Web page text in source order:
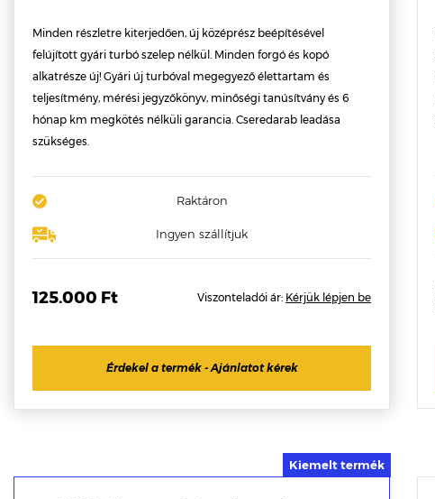
Minden részletre kiterjedően, új középrész beépítésével
felújított gyári turbó szelep nélkül. Minden forgó és kopó
alkatrésze új! Gyári új turbóval megegyező élettartam és
teljesítmény, mérési jegyzőkönyv, minőségi tanúsítvány és 6
hónap km megkötés nélküli garancia. Cseredarab leadása
szükséges.
Raktáron
Ingyen szállítjuk
125.000 Ft Viszonteladói ár: Kérjük lépjen be
Érdekel a termék - Ajánlatot kérek